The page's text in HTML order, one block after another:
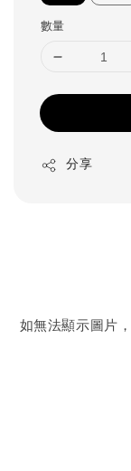
數量
分享
如無法顯示圖片